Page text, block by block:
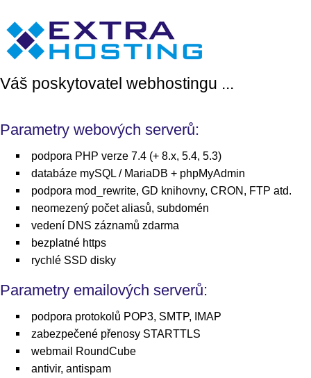
Váš poskytovatel webhostingu ...
Parametry webových serverů:
podpora PHP verze 7.4 (+ 8.x, 5.4, 5.3)
databáze mySQL / MariaDB + phpMyAdmin
podpora mod_rewrite, GD knihovny, CRON, FTP atd.
neomezený počet aliasů, subdomén
vedení DNS záznamů zdarma
bezplatné https
rychlé SSD disky
Parametry emailových serverů:
podpora protokolů POP3, SMTP, IMAP
zabezpečené přenosy STARTTLS
webmail RoundCube
antivir, antispam